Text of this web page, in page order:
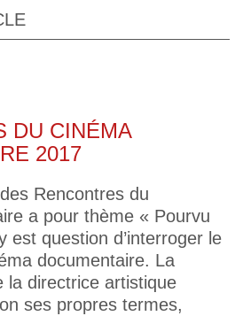
DU CINÉMA
2017
Rencontres du
a pour thème « Pourvu
est question d’interroger le
documentaire. La
la directrice artistique
ses propres termes,